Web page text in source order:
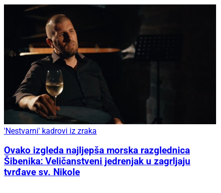
'Nestvarni' kadrovi iz zraka
Ovako izgleda najljepša morska razglednica
Šibenika: Veličanstveni jedrenjak u zagrljaju
tvrđave sv. Nikole